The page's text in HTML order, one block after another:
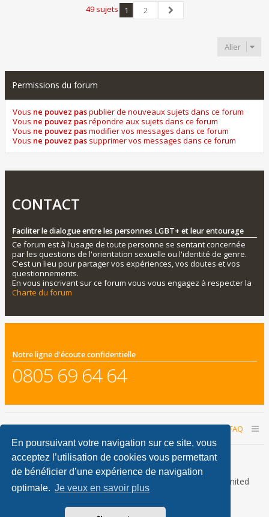
En poursuivant votre navigation sur ce site, vous
acceptez l’utilisation de cookies vous permettant
de bénéficier d’une expérience de navigation
optimale. Je veux en savoir plus
49 sujets
1
2
Suivant
Aller
Permissions du forum
Vous ne pouvez paspublier de nouveaux sujets dans ce forum
Vous ne pouvez pasrépondre aux sujets dans ce forum
Vous ne pouvez pasmodifier vos messages dans ce forum
Vous ne pouvez pas supprimer vos messages dans ce forum
CONTACT
Faciliter le dialogue entre les personnes LGBT+ et leur entourage
Ce forum est à l'usage de toute personne se sentant concernée
par les questions de l'orientation sexuelle ou l'identité de genre.
C'est un lieu pour partager vos expériences, vos doutes et vos
questionnements.
En vous inscrivant sur ce forum vous vous engagez à respecter la
Charte du forum
Notre ligne d'écoute confidentielle
0805 69 64 64
FAQ
Nous sommes le 08 août 2026 21:01
® Forum Software © phpBB Limited
Traduction française officielle
phpBB Metro Theme by PixelGoose Studio